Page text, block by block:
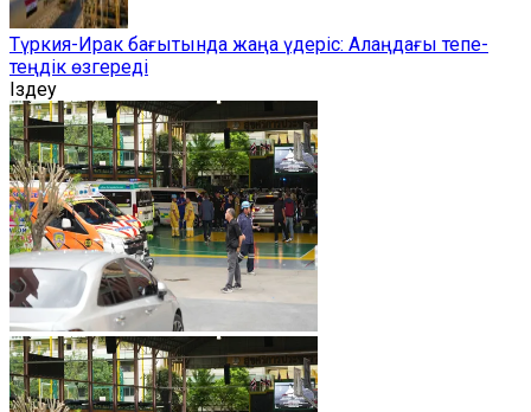
Түркия-Ирак бағытында жаңа үдеріс: Алаңдағы тепе-
теңдік өзгереді
Іздеу